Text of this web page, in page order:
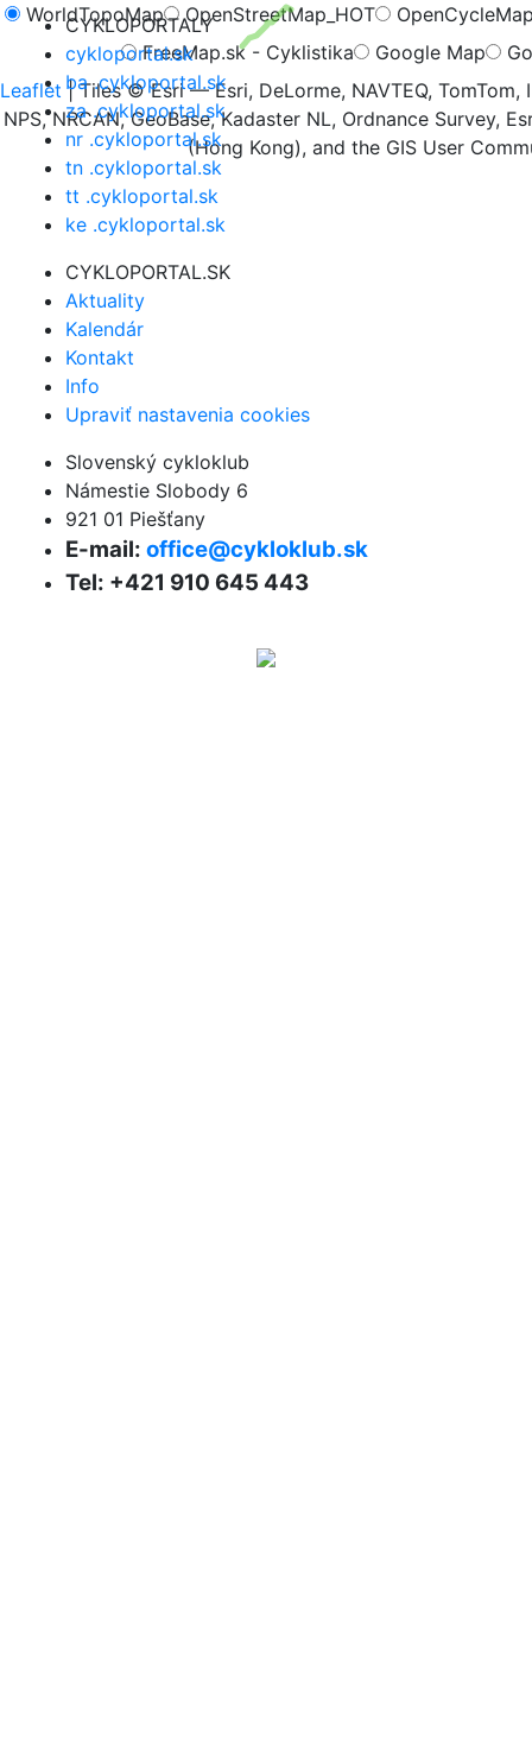
WorldTopoMap OpenStreetMap_HOT
FreeMap.sk - Cyklistika
Google Map
Leaflet | Tiles © Esri — Esri, DeLorme, NAVTEQ, TomTom,
NPS, NRCAN, GeoBase, Kadaster NL, Ordnance Survey,
(Hong Kong), and the GIS User
CYKLOPORTALY
cykloportal.sk
ba .cykloportal.sk
za .cykloportal.sk
nr .cykloportal.sk
tn .cykloportal.sk
tt .cykloportal.sk
ke .cykloportal.sk
CYKLOPORTAL.SK
Aktuality
Kalendár
Kontakt
Info
Upraviť nastavenia cookies
Slovenský cykloklub
Námestie Slobody 6
921 01 Piešťany
E-mail: office@cykloklub.sk
Tel: +421 910 645 443